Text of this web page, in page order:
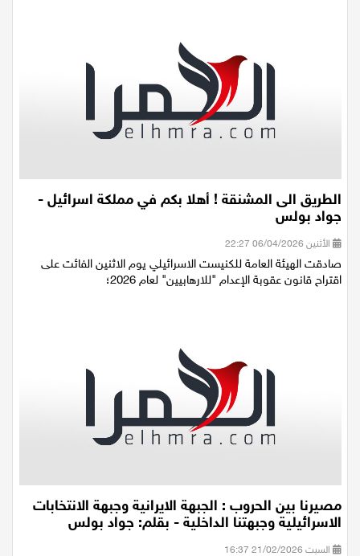
الطريق الى المشنقة ! أهلا بكم في مملكة اسرائيل -
جواد بولس
الأثنين 06/04/2026 22:27
صادقت الهيئة العامة للكنيست الاسرائيلي يوم الاثنين الفائت على
اقتراح قانون عقوبة الإعدام "للارهابيين" لعام 2026؛
مصيرنا بين الحروب : الجبهة الايرانية وجبهة الانتخابات
الاسرائيلية وجبهتنا الداخلية - بقلم: جواد بولس
السبت 21/02/2026 16:37